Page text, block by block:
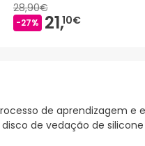
28,90€
-27% 21,10€
de aprendizagem e
de vedação de